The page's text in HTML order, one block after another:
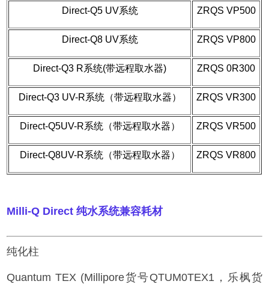
Direct-Q5 UV系统 ZRQS VP500
Direct-Q8 UV系统 ZRQS VP800
Direct-Q3 R系统(带远程取水器) ZRQS 0R300
Direct-Q3 UV-R系统（带远程取水器） ZRQS VR300
Direct-Q5UV-R系统（带远程取水器） ZRQS VR500
Direct-Q8UV-R系统（带远程取水器） ZRQS VR800
Milli-Q Direct纯水系统兼容耗材
纯化柱
Quantum TEX (Millipore货号QTUM0TEX1，乐枫货